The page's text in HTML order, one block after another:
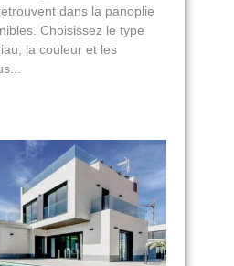
dans la panoplie
Choisissez le type
la couleur et les